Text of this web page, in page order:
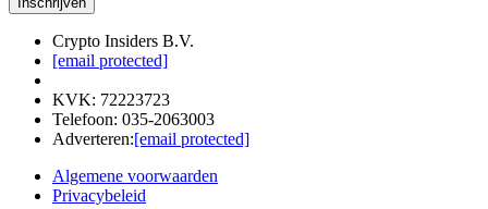
Crypto Insiders B.V.
[email protected]
KVK: 72223723
Telefoon: 035-2063003
Adverteren:[email protected]
Algemene voorwaarden
Privacybeleid